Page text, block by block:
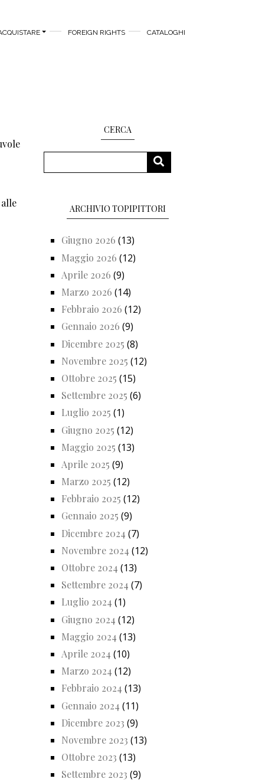
FOREIGN RIGHTS CATALOGHI
CERCA
CERCA
ARCHIVIO TOPIPITTORI
Giugno 2026 (13)
Maggio 2026 (12)
Aprile 2026 (9)
Marzo 2026 (14)
Febbraio 2026 (12)
Gennaio 2026 (9)
Dicembre 2025 (8)
Novembre 2025 (12)
Ottobre 2025 (15)
Settembre 2025 (6)
Luglio 2025 (1)
Giugno 2025 (12)
Maggio 2025 (13)
Aprile 2025 (9)
Marzo 2025 (12)
Febbraio 2025 (12)
Gennaio 2025 (9)
Dicembre 2024 (7)
Novembre 2024 (12)
Ottobre 2024 (13)
Settembre 2024 (7)
Luglio 2024 (1)
Giugno 2024 (12)
Maggio 2024 (13)
Aprile 2024 (10)
Marzo 2024 (12)
Febbraio 2024 (13)
Gennaio 2024 (11)
Dicembre 2023 (9)
Novembre 2023 (13)
Ottobre 2023 (13)
Settembre 2023 (9)